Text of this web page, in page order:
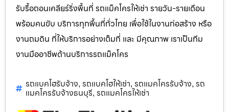
รับรื้อถอนเคลียร์ริ่งพื้นที่ รถแม็คโครให้เช่า รายวัน-รายเดือน
พร้อมคนขับ บริการทุกพื้นที่ทั่วไทย เพื่อใช้ในงานก่อสร้าง หรือ
งานถมดิน ที่ให้บริการอย่างเต็มที่ และ มีคุณภาพ เราเป็นทีม
งานมืออาชีพด้านบริการรถแม็คโคร
รถแบคโฮรับจ้าง, รถแบคโฮให้เช่า, รถแมคโครรับจ้าง, รถ
แมคโครรับจ้างธนบุรี, รถแมคโครให้เช่า